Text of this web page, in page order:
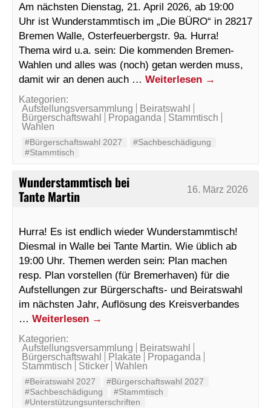
Am nächsten Dienstag, 21. April 2026, ab 19:00
Uhr ist Wunderstammtisch im „Die BÜRO“ in 28217
Bremen Walle, Osterfeuerbergstr. 9a. Hurra!
Thema wird u.a. sein: Die kommenden Bremen-
Wahlen und alles was (noch) getan werden muss,
damit wir an denen auch … Weiterlesen →
Kategorien:
Aufstellungsversammlung
Beiratswahl
Bürgerschaftswahl
Propaganda
Stammtisch
Wahlen
#Bürgerschaftswahl 2027
#Sachbeschädigung
#Stammtisch
Wunderstammtisch bei
Tante Martin
16. März 2026
Hurra! Es ist endlich wieder Wunderstammtisch!
Diesmal in Walle bei Tante Martin. Wie üblich ab
19:00 Uhr. Themen werden sein: Plan machen
resp. Plan vorstellen (für Bremerhaven) für die
Aufstellungen zur Bürgerschafts- und Beiratswahl
im nächsten Jahr, Auflösung des Kreisverbandes
… Weiterlesen →
Kategorien:
Aufstellungsversammlung
Beiratswahl
Bürgerschaftswahl
Plakate
Propaganda
Stammtisch
Sticker Wahlen
#Beiratswahl 2027
#Bürgerschaftswahl 2027
#Sachbeschädigung
#Stammtisch
#Unterstützungsunterschriften